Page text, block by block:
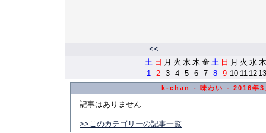
<<
土 日 月 火 水 木 金 土 日 月 火 水 木
1
2 3 4 5 6 7 8 9 10 11 12 13
k-chan - 味わい - 2016年3
記事はありません
>>このカテゴリーの記事一覧